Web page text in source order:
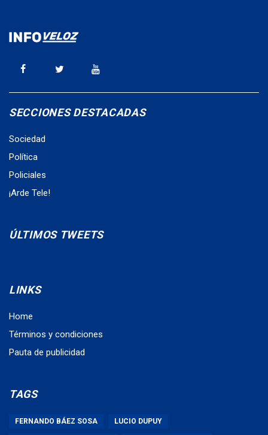
SECCIONES DESTACADAS
Sociedad
Política
Policiales
¡Arde Tele!
ÚLTIMOS TWEETS
LINKS
Home
Términos y condiciones
Pauta de publicidad
TAGS
FERNANDO BÁEZ SOSA LUCIO DUPUY